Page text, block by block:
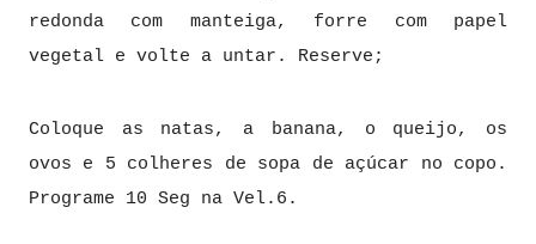
redonda com manteiga, forre com papel
vegetal e volte a untar. Reserve;
Coloque as natas, a banana, o queijo, os
ovos e 5 colheres de sopa de açúcar no copo.
Programe 10 Seg na Vel.6.